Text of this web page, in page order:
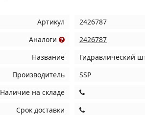
Артикул
2426787
Аналоги
2426787
Название
Гидравлический
Производитель
SSP
Наличие на складе
Срок доставки